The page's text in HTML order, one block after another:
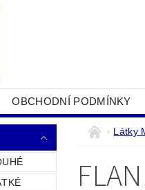
OBCHODNÍ PODMÍNKY
NAPIŠTE NÁM Látky